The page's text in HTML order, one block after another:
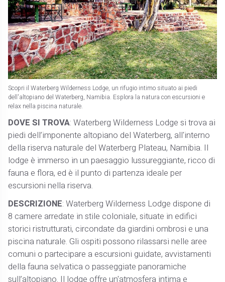
Scopri il Waterberg Wilderness Lodge, un rifugio intimo situato ai piedi
dell'altopiano del Waterberg, Namibia. Esplora la natura con escursioni e
relax nella piscina naturale.
DOVE SI TROVA: Waterberg Wilderness Lodge si trova ai
piedi dell’imponente altopiano del Waterberg, all'interno
della riserva naturale del Waterberg Plateau, Namibia. Il
lodge è immerso in un paesaggio lussureggiante, ricco di
fauna e flora, ed è il punto di partenza ideale per
escursioni nella riserva.
DESCRIZIONE: Waterberg Wilderness Lodge dispone di
8 camere arredate in stile coloniale, situate in edifici
storici ristrutturati, circondate da giardini ombrosi e una
piscina naturale. Gli ospiti possono rilassarsi nelle aree
comuni o partecipare a escursioni guidate, avvistamenti
della fauna selvatica o passeggiate panoramiche
sull’altopiano. Il lodge offre un'atmosfera intima e